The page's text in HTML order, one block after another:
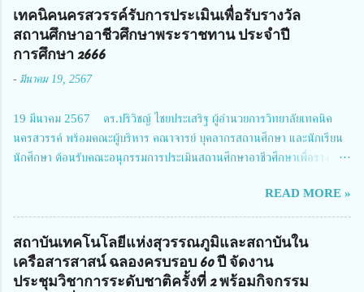
การเสียชีวิตให้สอดคล้องกับเป้าหมายแผนแม่บทฉบับที่ 5 ในวันที่ 22 มีนาคม
2567 โดยมี ดร.วิภารัตน์ ดีอ่อง ผู้อำนวยการสำนักงานการวิจัยแห่งชาติ เป็น
ประธานในพิธีเปิดพร้อมให้นโยบายการผลักดันงานวิจัยเพื่อความปลอดภัยทาง
การประชุมในครั้งนี้ นางสาวสตตกมล เกียรติพานิช ผู้อำนวยการกองบริหารทุน
Richmond Stylish Convention Hotel จังหวัดนนทบุรี ดร.วิภารัตน์ ดีอ่อง
ผู้อำนวยการสำนักงานการวิจัยแห่งชาติ กล่าวว่า วช. ในฐานะหน่วยงานบริหาร
จัดการทุนวิจัยและนวัตกรรมได้เล็งเห็นถึงความสำคัญของกา...
เทคนิคนครสวรรค์รับการประเมินเพื่อรับรางวัล
สถานศึกษาอาชีวศึกษาพระราชทาน ประจำปี
การศึกษา 2666
- มีนาคม 19, 2567
19 มีนาคม 2567 ดร.ปริวิชญ์ ไชยประเสริฐ ผู้อำนวยการวิทยาลัยเทคนิค
นครสวรรค์ พร้อมคณะผู้บริหาร คณาจารย์ บุคลากรสถานศึกษา และนักเรียน
นักศึกษา ต้อนรับคณะอนุกรรมการประเมินสถานศึกษาอาชีวศึกษาเพื่อรางวัล
นายจักรภพ เนวะมาตย์ ผู้อำนวยการวิทยาลัยเทคนิคตาก ประธานคณะอนุกร
รมการฯ 1.นายวณิชา คณะใน ผู้ทรงคุณวุฒิ 2.นายภัทธาวุธ โพธา ผู้อำนวย
การวิทยาลัยสารพัดช่างกำแพงเพชร 3.นางสาวหัตถาภรณ์ เสาร์เรือน ผู้อำนวย
การวิทยาลัยการอาชีพบ้านตาก 4.นางเพ็ญศรี ขุนทอง ผู้อำนวยการวิทยาลัย
การอาชีพรัตนประสิทธิ์วิทย์ 5.นายธเนศ คงวังทอง ผู้อำนวยการวิทยาลัย
READ MORE »
สถาบันเทคโนโลยีแห่งสุวรรณภูมิและสถาบันใน
เครือสารสาสน์ ฉลองครบรอบ 60 ปี จัดงาน
ประชุมวิชาการระดับชาติครั้งที่ 2 พร้อมกิจกรรม